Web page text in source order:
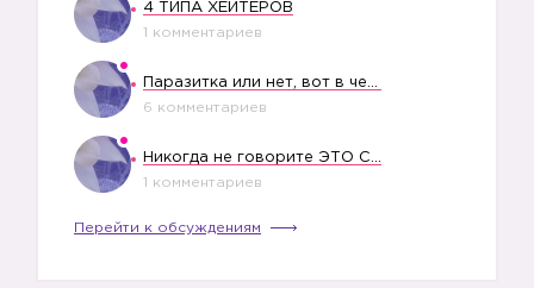
4 ТИПА ХЕЙТЕРОВ
1 комментариев
6 комментариев
1 комментариев
Перейти к обсуждениям